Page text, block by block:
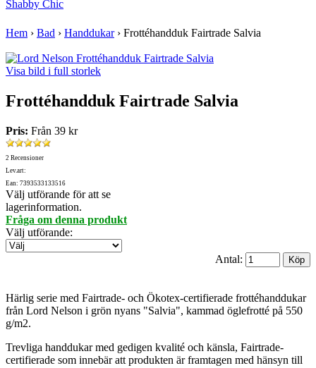
Shabby Chic
Hem › Bad › Handdukar› Frottéhandduk Fairtrade Salvia
Visa bild i full storlek
Frottéhandduk Fairtrade Salvia
Pris: Från 39 kr
2 Recensioner
Lev.art:
Ean: 7393533133516
Välj utförande för att se
lagerinformation.
Fråga om denna produkt
Välj utförande:
Antal:
Härlig serie med Fairtrade- och Ökotex-certifierade frottéhanddukar
från Lord Nelson i grön nyans "Salvia", kammad öglefrotté på 550
g/m2.
Trevliga handdukar med gedigen kvalité och känsla, Fairtrade-
certifierade som innebär att produkten är framtagen med hänsyn till